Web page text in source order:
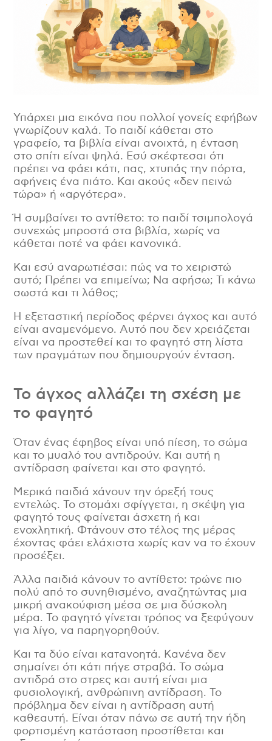
Υπάρχει μια εικόνα που πολλοί γονείς εφήβων
γνωρίζουν καλά. Το παιδί κάθεται στο
γραφείο, τα βιβλία είναι ανοιχτά, η ένταση
στο σπίτι είναι ψηλά. Εσύ σκέφτεσαι ότι
πρέπει να φάει κάτι, πας, χτυπάς την πόρτα,
αφήνεις ένα πιάτο. Και ακούς «δεν πεινώ
τώρα» ή «αργότερα».
Ή συμβαίνει το αντίθετο: το παιδί τσιμπολογά
συνεχώς μπροστά στα βιβλία, χωρίς να
κάθεται ποτέ να φάει κανονικά.
Και εσύ αναρωτιέσαι: πώς να το χειριστώ
αυτό; Πρέπει να επιμείνω; Να αφήσω; Τι κάνω
σωστά και τι λάθος;
Η εξεταστική περίοδος φέρνει άγχος και αυτό
είναι αναμενόμενο. Αυτό που δεν χρειάζεται
είναι να προστεθεί και το φαγητό στη λίστα
των πραγμάτων που δημιουργούν ένταση.
Το άγχος αλλάζει τη σχέση με
το φαγητό
Όταν ένας έφηβος είναι υπό πίεση, το σώμα
και το μυαλό του αντιδρούν. Και αυτή η
αντίδραση φαίνεται και στο φαγητό.
Μερικά παιδιά χάνουν την όρεξή τους
εντελώς. Το στομάχι σφίγγεται, η σκέψη για
φαγητό τους φαίνεται άσχετη ή και
ενοχλητική. Φτάνουν στο τέλος της μέρας
έχοντας φάει ελάχιστα χωρίς καν να το έχουν
προσέξει.
Άλλα παιδιά κάνουν το αντίθετο: τρώνε πιο
πολύ από το συνηθισμένο, αναζητώντας μια
μικρή ανακούφιση μέσα σε μια δύσκολη
μέρα. Το φαγητό γίνεται τρόπος να ξεφύγουν
για λίγο, να παρηγορηθούν.
Και τα δύο είναι κατανοητά. Κανένα δεν
σημαίνει ότι κάτι πήγε στραβά. Το σώμα
αντιδρά στο στρες και αυτή είναι μια
φυσιολογική, ανθρώπινη αντίδραση. Το
πρόβλημα δεν είναι η αντίδραση αυτή
καθεαυτή. Είναι όταν πάνω σε αυτή την ήδη
φορτισμένη κατάσταση προστίθεται και
Περιοχή, Πόλη*
Είμαι:*
Γονιός
Επαγγελματίας υγείας
Εκπαιδευτικός
Φίλος του Μαθαίνω Διατροφή
Πατήστε εδώ εφόσον έχετε διαβάσει και
συμφωνείτε με τους Όρους Χρήσης της
ιστοσελίδας *